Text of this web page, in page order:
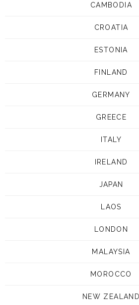
CAMBODIA
CROATIA
ESTONIA
FINLAND
GERMANY
GREECE
ITALY
IRELAND
JAPAN
LAOS
LONDON
MALAYSIA
MOROCCO
NEW ZEALAND